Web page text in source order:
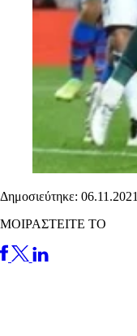
Δημοσιεύτηκε: 06.11.2021
ΜΟΙΡΑΣΤΕΙΤΕ ΤΟ